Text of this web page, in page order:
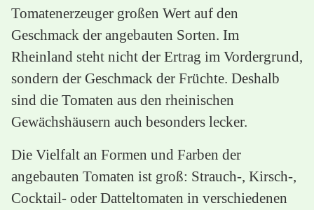
Tomatenerzeuger großen Wert auf den
Geschmack der angebauten Sorten. Im
Rheinland steht nicht der Ertrag im Vordergrund,
sondern der Geschmack der Früchte. Deshalb
sind die Tomaten aus den rheinischen
Gewächshäusern auch besonders lecker.
Die Vielfalt an Formen und Farben der
angebauten Tomaten ist groß: Strauch-, Kirsch-,
Cocktail- oder Datteltomaten in verschiedenen